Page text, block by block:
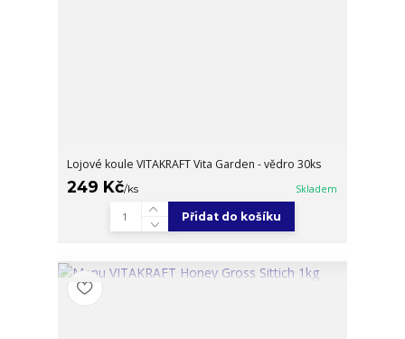
Lojové koule VITAKRAFT Vita Garden - vědro 30ks
249 Kč/ks Skladem
Přidat do košíku